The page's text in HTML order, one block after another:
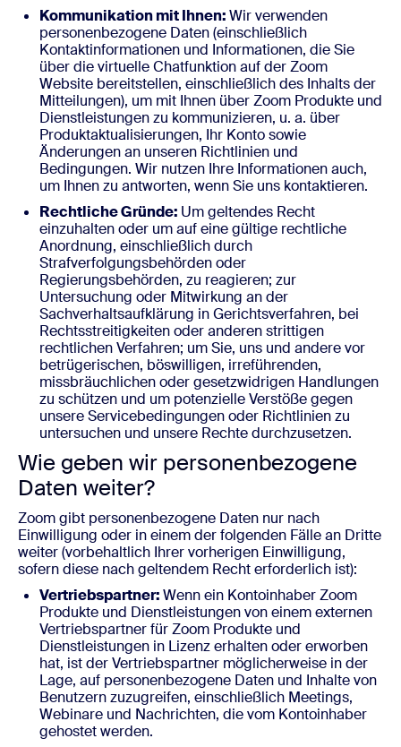
Kommunikation mit Ihnen:Wir verwenden
personenbezogene Daten (einschließlich
Kontaktinformationen und Informationen, die Sie
über die virtuelle Chatfunktion auf der Zoom
Website bereitstellen, einschließlich des Inhalts der
Mitteilungen), um mit Ihnen über Zoom Produkte und
Dienstleistungen zu kommunizieren, u. a. über
Produktaktualisierungen, Ihr Konto sowie
Änderungen an unseren Richtlinien und
Bedingungen. Wir nutzen Ihre Informationen auch,
um Ihnen zu antworten, wenn Sie uns kontaktieren.
Rechtliche Gründe: Um geltendes Recht
einzuhalten oder um auf eine gültige rechtliche
Anordnung, einschließlich durch
Strafverfolgungsbehörden oder
Regierungsbehörden, zu reagieren; zur
Untersuchung oder Mitwirkung an der
Sachverhaltsaufklärung in Gerichtsverfahren, bei
Rechtsstreitigkeiten oder anderen strittigen
rechtlichen Verfahren; um Sie, uns und andere vor
betrügerischen, böswilligen, irreführenden,
missbräuchlichen oder gesetzwidrigen Handlungen
zu schützen und um potenzielle Verstöße gegen
unsere Servicebedingungen oder Richtlinien zu
untersuchen und unsere Rechte durchzusetzen.
Wie geben wir personenbezogene
Daten weiter?
Zoom gibt personenbezogene Daten nur nach
Einwilligung oder in einem der folgenden Fälle an Dritte
weiter (vorbehaltlich Ihrer vorherigen Einwilligung,
sofern diese nach geltendem Recht erforderlich ist):
Vertriebspartner:Wenn ein Kontoinhaber Zoom
Produkte und Dienstleistungen von einem externen
Vertriebspartner für Zoom Produkte und
Dienstleistungen in Lizenz erhalten oder erworben
hat, ist der Vertriebspartner möglicherweise in der
Lage, auf personenbezogene Daten und Inhalte von
Benutzern zuzugreifen, einschließlich Meetings,
Webinare und Nachrichten, die vom Kontoinhaber
gehostet werden.